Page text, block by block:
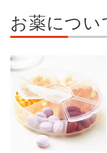
お薬につい